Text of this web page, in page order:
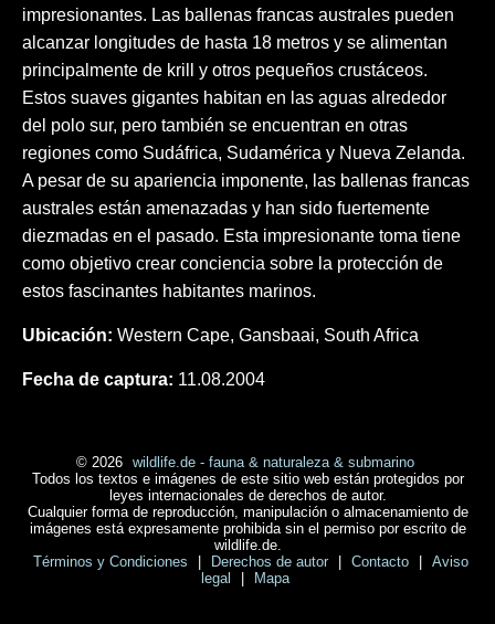
impresionantes. Las ballenas francas australes pueden
alcanzar longitudes de hasta 18 metros y se alimentan
principalmente de krill y otros pequeños crustáceos.
Estos suaves gigantes habitan en las aguas alrededor
del polo sur, pero también se encuentran en otras
regiones como Sudáfrica, Sudamérica y Nueva Zelanda.
A pesar de su apariencia imponente, las ballenas francas
australes están amenazadas y han sido fuertemente
diezmadas en el pasado. Esta impresionante toma tiene
como objetivo crear conciencia sobre la protección de
estos fascinantes habitantes marinos.
Ubicación: Western Cape, Gansbaai, South Africa
Fecha de captura: 11.08.2004
© 2026 wildlife.de - fauna & naturaleza & submarino
Todos los textos e imágenes de este sitio web están protegidos por
leyes internacionales de derechos de autor.
Cualquier forma de reproducción, manipulación o almacenamiento de
imágenes está expresamente prohibida sin el permiso por escrito de
wildlife.de.
Términos y Condiciones
| Derechos de autor | Contacto | Aviso
legal
| Mapa